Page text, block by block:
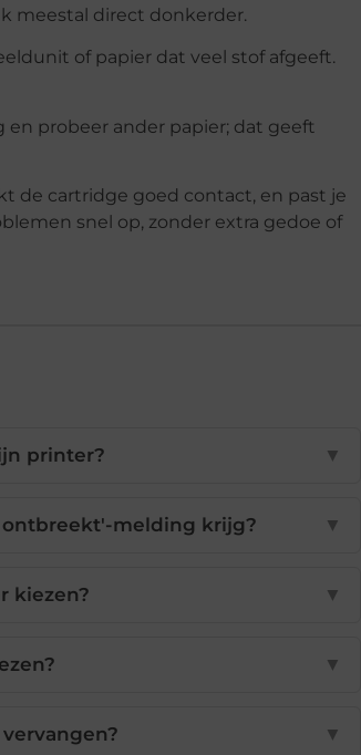
meestal direct donkerder.
of papier dat veel stof afgeeft.
probeer ander papier; dat geeft
de cartridge goed contact, en past je
snel op, zonder extra gedoe of
printer? ▼
melding krijg? ▼
kiezen? ▼
▼
▼